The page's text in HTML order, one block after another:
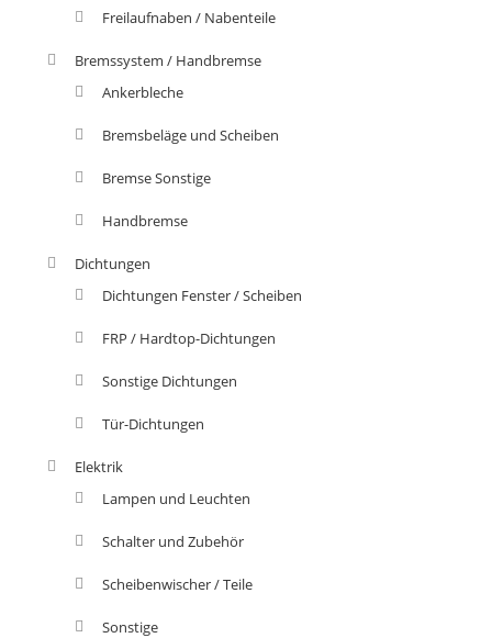
Freilaufnaben / Nabenteile
Bremssystem / Handbremse
Ankerbleche
Bremsbeläge und Scheiben
Bremse Sonstige
Handbremse
Dichtungen
Dichtungen Fenster / Scheiben
FRP / Hardtop-Dichtungen
Sonstige Dichtungen
Tür-Dichtungen
Elektrik
Lampen und Leuchten
Schalter und Zubehör
Scheibenwischer / Teile
Sonstige